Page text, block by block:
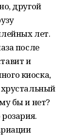
другой
лет.
после
и
киоска,
бы и нет?